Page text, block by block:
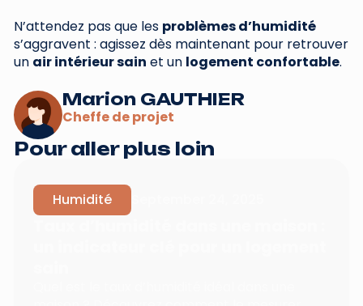
N’attendez pas que les problèmes d’humidité
s’aggravent : agissez dès maintenant pour retrouver
un air intérieur sain et un logement confortable.
Marion GAUTHIER
Cheffe de projet
Pour aller plus loin
Humidité